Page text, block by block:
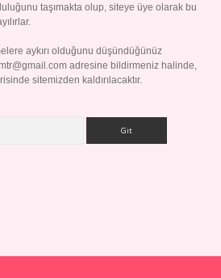
taşımakta olup, siteye üye olarak bu
aykırı olduğunu düşündüğünüz
adresine bildirmeniz halinde,
sitemizden kaldırılacaktır.